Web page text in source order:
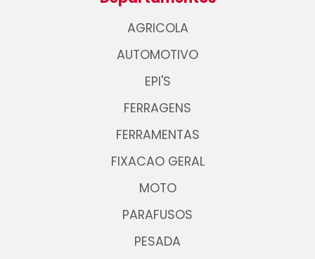
AGRICOLA
AUTOMOTIVO
EPI'S
FERRAGENS
FERRAMENTAS
FIXACAO GERAL
MOTO
PARAFUSOS
PESADA